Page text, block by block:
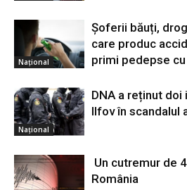
Național
Șoferii băuți,
care produc
primi pedepse
Național
DNA a reținut
Ilfov în scandalul
Un cutremur de
România